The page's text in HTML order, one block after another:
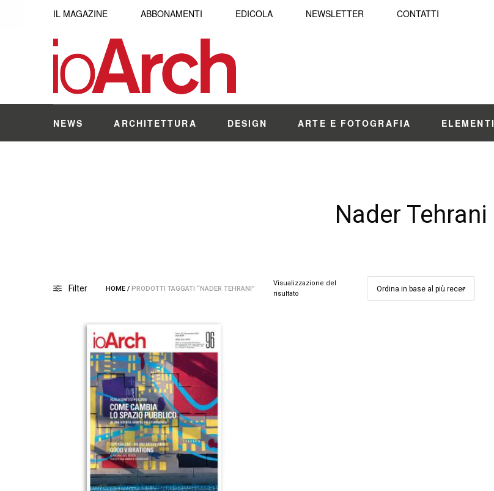
IL MAGAZINE ABBONAMENTI EDICOLA NEWSLETTER CONTATTI
NEWS ARCHITETTURA DESIGN ARTE E FOTOGRAFIA ELEMENTI
Nader Tehrani
Filter HOME / PRODOTTI TAGGATI “NADER TEHRANI”
Visualizzazione del
risultato